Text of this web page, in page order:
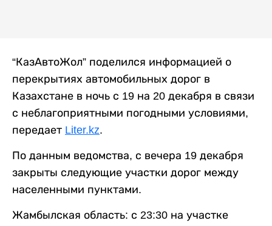
“КазАвтоЖол” поделился информацией о
перекрытиях автомобильных дорог в
Казахстане в ночь с 19 на 20 декабря в связи
с неблагоприятными погодными условиями,
передает Liter.kz.
По данным ведомства, с вечера 19 декабря
закрыты следующие участки дорог между
населенными пунктами.
Жамбылская область: с 23:30 на участке